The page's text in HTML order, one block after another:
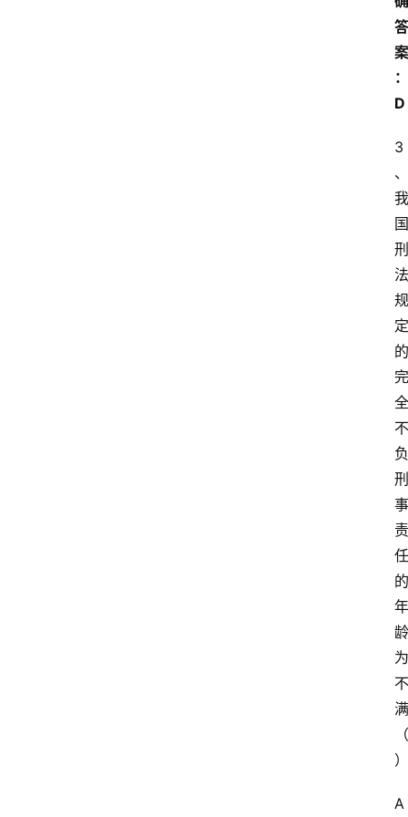
答
案
：
D
3
、
我
国
刑
法
规
定
的
完
全
不
负
刑
事
责
任
的
年
龄
为
不
满
（
）
A